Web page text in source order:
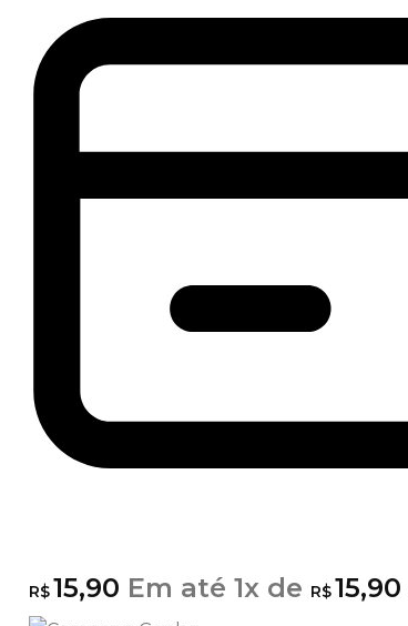
R$15,90 Em até 1x de R$15,90